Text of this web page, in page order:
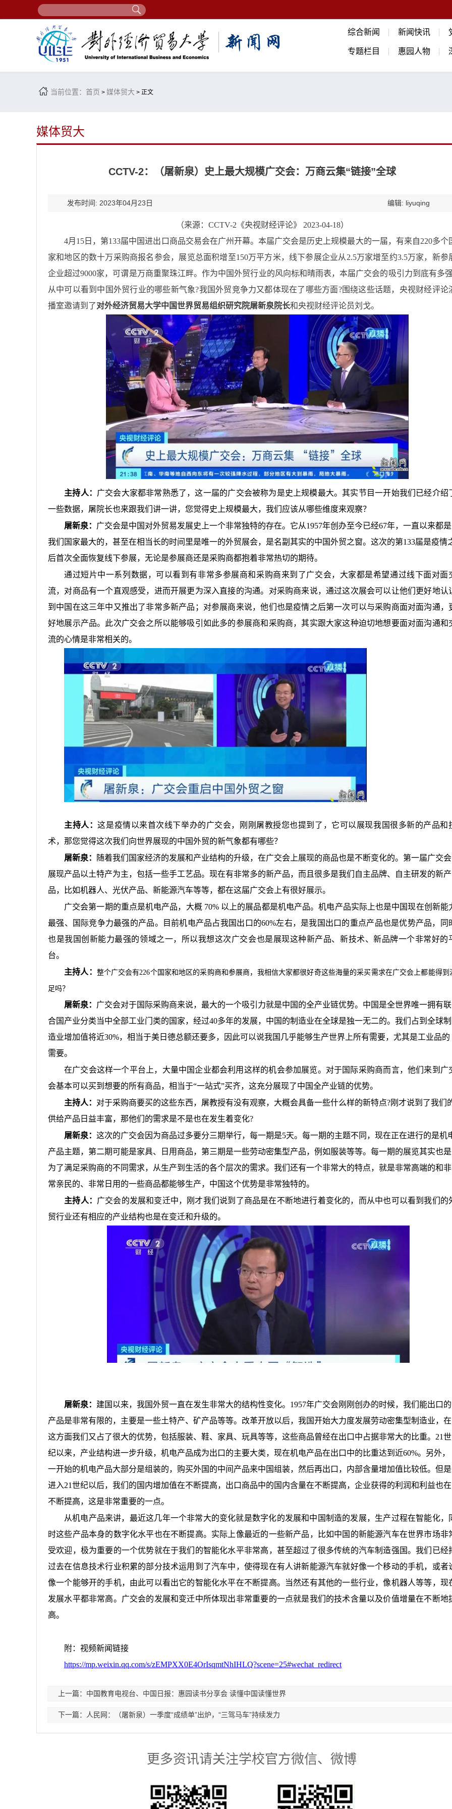
综合新闻 新闻快讯
专题栏目 惠园人物
当前位置： 首页 > 媒体贸大 > 正文
媒体贸大
CCTV-2：（屠新泉）史上最大规模广交会：万商云集“链接”全球
发布时间: 2023年04月23日 编辑: liyuqing
（来源： CCTV-2《央视财经评论》 2023-04-18）
4月15日，第133届中国进出口商品交易会在广州开幕。本届广交会是历史上规模最大的一届，有来自220多个
家和地区的数十万采购商报名参会，展览总面积增至150万平方米，线下参展企业从2.5万家增至约3.5万家，新参
企业超过9000家，可谓是万商重聚珠江畔。作为中国外贸行业的风向标和晴雨表，本届广交会的吸引力到底有多
从中可以看到中国外贸行业的哪些新气象?我国外贸竞争力又都体现在了哪些方面?围绕这些话题，央视财经评论
播室邀请到了对外经济贸易大学中国世界贸易组织研究院屠新泉院长和央视财经评论员刘戈。
主持人： 广交会大家都非常熟悉了，这一届的广交会被称为是史上规模最大。其实节目一开始我们已经介绍
一些数据，屠院长也来跟我们讲一讲，您觉得史上规模最大，我们应该从哪些维度来观察？
屠新泉： 广交会是中国对外贸易发展史上一个非常独特的存在。它从1957年创办至今已经67年，一直以来都是
我们国家最大的，甚至在相当长的时间里是唯一的外贸展会，是名副其实的中国外贸之窗。这次的第133届是疫情
后首次全面恢复线下参展，无论是参展商还是采购商都抱着非常热切的期待。
通过短片中一系列数据，可以看到有非常多参展商和采购商来到了广交会，大家都是希望通过线下面对面
流，对商品有一个直观感受，进而开展更为深入直接的沟通。对采购商来说，通过这次展会可以让他们更好地认
到中国在这三年中又推出了非常多新产品；对参展商来说，他们也是疫情之后第一次可以与采购商面对面沟通，
好地展示产品。此次广交会之所以能够吸引如此多的参展商和采购商，其实跟大家这种迫切地想要面对面沟通和
流的心情是非常相关的。
主持人：这是疫情以来首次线下举办的广交会，刚刚屠教授您也提到了，它可以展现我国很多新的产品和
术，那您觉得这次我们向世界展现的中国外贸的新气象都有哪些？
屠新泉：
随着我们国家经济的发展和产业结构的升级，在广交会上展现的商品也是不断变化的。第一届广交会
展现产品以土特产为主，包括一些手工艺品。现在有非常多的新产品，而且很多是我们自主品牌、自主研发的新产
品，比如机器人、光伏产品、新能源汽车等等，都在这届广交会上有很好展示。
广交会第一期的重点是机电产品，大概 70% 以上的展品都是机电产品。机电产品实际上也是中国现在创新能
最强、国际竞争力最强的产品。目前机电产品占我国出口的60%左右，是我国出口的重点产品也是优势产品，同
也是我国创新能力最强的领域之一，所以我想这次广交会也是展现这种新产品、新技术、新品牌一个非常好的
台。
主持人： 整个广交会有226个国家和地区的采购商和参展商，我相信大家都很好奇这些海量的采买需求在广交会上都能得到
足吗？
屠新泉： 广交会对于国际采购商来说，最大的一个吸引力就是中国的全产业链优势。中国是全世界唯一拥有联
合国产业分类当中全部工业门类的国家，经过40多年的发展，中国的制造业在全球是独一无二的。我们占到全球制
造业增加值将近30%，相当于美日德总额还要多，因此可以说我国几乎能够生产世界上所有需要，尤其是工业品的
需要。
在广交会这样一个平台上，大量中国企业都会利用这样的机会参加展览。对于国际采购商而言，他们来到广
会基本可以买到想要的所有商品，相当于“一站式”买齐，这充分展现了中国全产业链的优势。
主持人： 对于采购商要买的这些东西，屠教授有没有观察，大概会具备一些什么样的新特点?刚才说到了我们
供给产品日益丰富，那他们的需求是不是也在发生着变化?
屠新泉：这次的广交会因为商品过多要分三期举行，每一期是5天。每一期的主题不同，现在正在进行的是机
产品主题，第二期可能是家具、日用商品，第三期是一些劳动密集型产品，例如服装等等。每一期的展览其实也是
为了满足采购商的不同需求，从生产到生活的各个层次的需求。我们还有一个非常大的特点，就是非常高端的和非
常亲民的、非常日用的一些商品都能够生产，中国这个优势是非常独特的。
主持人： 广交会的发展和变迁中，刚才我们说到了商品是在不断地进行着变化的，而从中也可以看到我们的
贸行业还有相应的产业结构也是在变迁和升级的。
屠新泉： 建国以来，我国外贸一直在发生非常大的结构性变化。 1957年广交会刚刚创办的时候，我们能出口的
产品是非常有限的，主要是一些土特产、矿产品等等。改革开放以后，我国开始大力度发展劳动密集型制造业，在
这方面我们又占了很大的优势，包括服装、鞋、家具、玩具等等，这些商品曾经在出口中占据非常大的比重。21世
纪以来，产业结构进一步升级，机电产品成为出口的主要大类，现在机电产品在出口中的比重达到近60%。另外，
一开始的机电产品大部分是组装的，购买外国的中间产品来中国组装，然后再出口，内部含量增加值比较低。但是
进入21世纪以后，我们的国内增加值在不断提高，出口商品中的国内含量在不断提高，企业获得的利润和利益也在
不断提高，这是非常重要的一点。
从机电产品来讲，最近这几年一个非常大的变化就是数字化的发展和中国制造的发展，生产过程在智能化，
时这些产品本身的数字化水平也在不断提高。实际上像最近的一些新产品，比如中国的新能源汽车在世界市场非
受欢迎，极为重要的一个优势就在于我们的智能化水平非常高，甚至超过了很多传统的汽车制造强国。我们已经
过去在信息技术行业积累的部分技术运用到了汽车中，使得现在有人讲新能源汽车就好像一个移动的手机，或者
像一个能够开的手机，由此可以看出它的智能化水平在不断提高。当然还有其他的一些行业，像机器人等等，现
发展水平都非常高。广交会的发展和变迁中所体现出非常重要的一点就是我们的技术含量以及价值增量在不断地
高。
附：视频新闻链接
https://mp.weixin.qq.com/s/zEMPXX0E4OrIsqmtNhIHLQ?scene=25#wechat_redirect
上一篇：中国教育电视台、中国日报：惠园读书分享会 读懂中国读懂世界
下一篇：人民网：（屠新泉）一季度“成绩单”出炉，“三驾马车”持续发力
更多资讯请关注学校官方微信、微博